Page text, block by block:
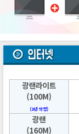
광랜라이트
(100M)
(3년 약정)
광랜
(160M)